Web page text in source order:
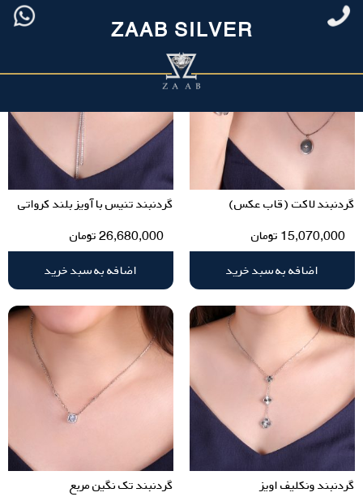
ZAAB SILVER
گردنبند لاکت (قاب عکس)
15,070,000 تومان
اضافه به سبد خرید
گردنبند تنیس با آویز بلند کرواتی
26,680,000تومان
اضافه به سبد خرید
گردنبند ونکلیف اویز
گردنبند تک نگین مربع